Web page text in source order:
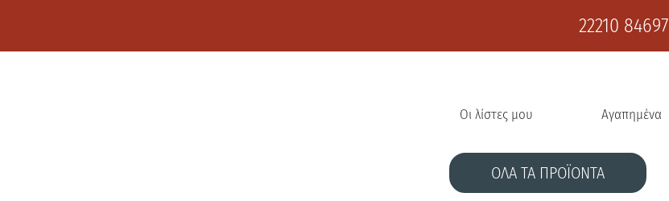
22210 84697
Οι λίστες μου Αγαπημένα
ΟΛΑ ΤΑ ΠΡΟΪΟΝΤΑ